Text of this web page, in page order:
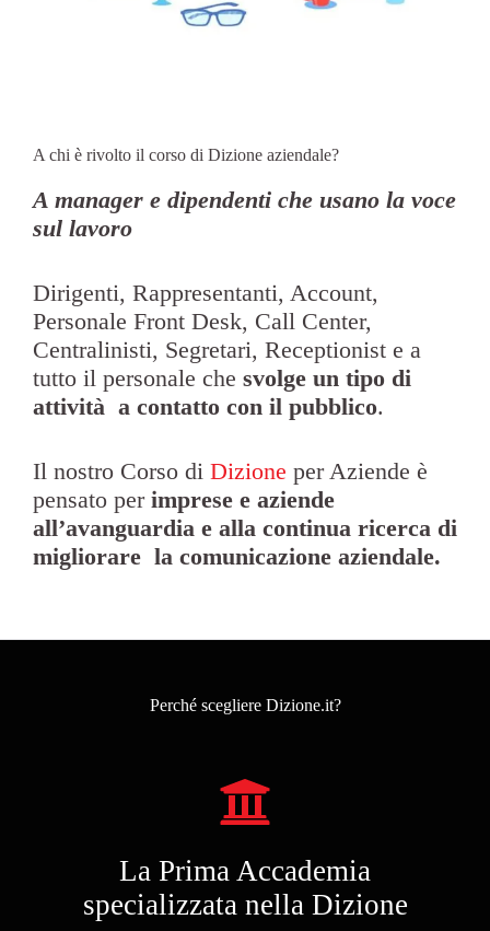
A chi è rivolto il corso di Dizione aziendale?
A manager e dipendenti che usano la voce
sul lavoro
Dirigenti, Rappresentanti, Account,
Personale Front Desk, Call Center,
Centralinisti, Segretari, Receptionist e a
tutto il personale che svolge un tipo di
attività a contatto con il pubblico.
Il nostro Corso di Dizione per Aziende è
pensato per imprese e aziende
all’avanguardia e alla continua ricerca di
migliorare la comunicazione aziendale.
Perché scegliere Dizione.it?
La Prima Accademia
specializzata nella Dizione​